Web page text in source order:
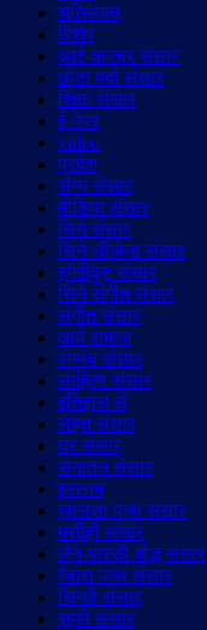
शख़्सियत
विशेष
आर्ट-कल्चर संसार
छोटा पर्दा संसार
शिक्षा संसार
ई-पेपर
video
प्रदेश
सैन्य संसार
मीडिया संसार
सिने संसार
सिने लीजेन्ड संसार
हॉलीवुड़ संसार
सिने संगीत संसार
संगीत संसार
आर्य समाज
रंगमंच संसार
साहित्य संसार
इतिहास से
सेहत संसार
घर संसार
सनातन संसार
इस्लाम
ख़ालसा पन्थ संसार
मसीही संसार
जैन-पारसी-बौद्ध संसार
रैदास पन्थ संसार
सिन्धी संसार
सूफी संसार